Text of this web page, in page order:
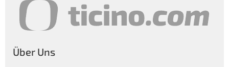
Über Uns